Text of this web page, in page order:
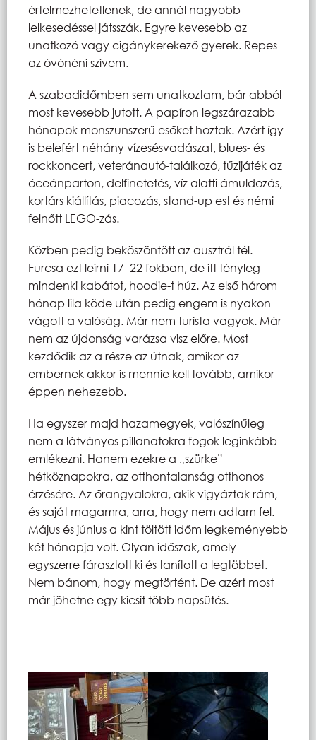
értelmezhetetlenek, de annál nagyobb
lelkesedéssel játsszák. Egyre kevesebb az
unatkozó vagy cigánykerekező gyerek. Repes
az óvónéni szívem.
A szabadidőmben sem unatkoztam, bár abból
most kevesebb jutott. A papíron legszárazabb
hónapok monszunszerű esőket hoztak. Azért így
is belefért néhány vízesésvadászat, blues- és
rockkoncert, veteránautó-találkozó, tűzijáték az
óceánparton, delfinetetés, víz alatti ámuldozás,
kortárs kiállítás, piacozás, stand-up est és némi
felnőtt LEGO-zás.
Közben pedig beköszöntött az ausztrál tél.
Furcsa ezt leírni 17–22 fokban, de itt tényleg
mindenki kabátot, hoodie-t húz. Az első három
hónap lila köde után pedig engem is nyakon
vágott a valóság. Már nem turista vagyok. Már
nem az újdonság varázsa visz előre. Most
kezdődik az a része az útnak, amikor az
embernek akkor is mennie kell tovább, amikor
éppen nehezebb.
Ha egyszer majd hazamegyek, valószínűleg
nem a látványos pillanatokra fogok leginkább
emlékezni. Hanem ezekre a „szürke”
hétköznapokra, az otthontalanság otthonos
érzésére. Az őrangyalokra, akik vigyáztak rám,
és saját magamra, arra, hogy nem adtam fel.
Május és június a kint töltött időm legkeményebb
két hónapja volt. Olyan időszak, amely
egyszerre fárasztott ki és tanított a legtöbbet.
Nem bánom, hogy megtörtént. De azért most
már jöhetne egy kicsit több napsütés.